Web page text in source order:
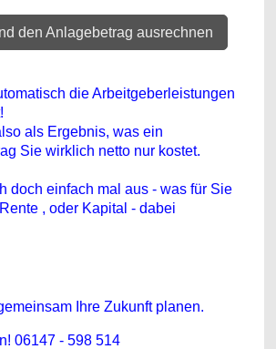
den Anlagebetrag ausrechnen
die Arbeitgeberleistungen
als Ergebnis, was ein
Sie wirklich netto nur kostet.
doch einfach mal aus - was für Sie
, oder Kapital - dabei
Ihre Zukunft planen.
06147 - 598 514